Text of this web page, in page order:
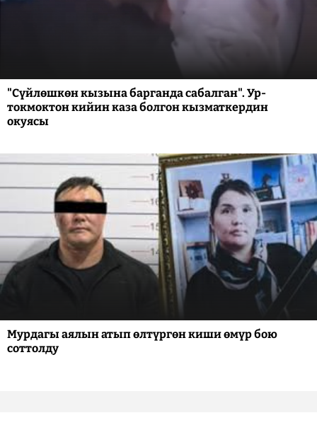
"Сүйлөшкөн кызына барганда сабалган". Ур-
токмоктон кийин каза болгон кызматкердин
окуясы
Мурдагы аялын атып өлтүргөн киши өмүр бою
соттолду